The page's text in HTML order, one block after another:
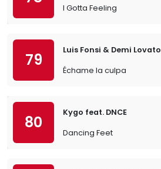
I Gotta Feeling
79
Luis Fonsi & Demi Lovato
Échame la culpa
80
Kygo feat. DNCE
Dancing Feet